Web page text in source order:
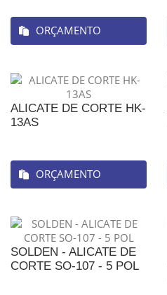
ORÇAMENTO
ALICATE DE CORTE HK-
13AS
ORÇAMENTO
SOLDEN - ALICATE DE
CORTE SO-107 - 5 POL